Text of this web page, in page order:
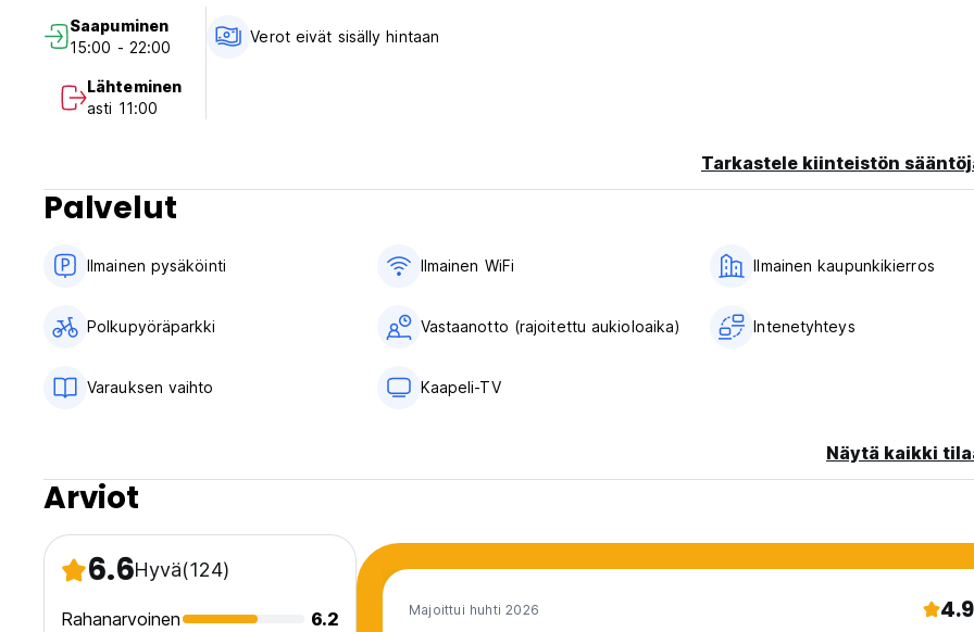
Maksu saapumisen yhteydessä käteisellä, luottokorteilla, pankkikorteilla.
Tämä majoituspaikka voi tehdä katteen kortiltasi ennen saapumista.
Verot eivät sisälly – käyttövero 2,00 EUR per henkilö per yö
Saapuminen
15:00 - 22:00
Lähteminen
asti 11:00
Verot eivät sisälly hintaan
Tarkastele kiinteistön
Palvelut
Ilmainen pysäköinti Ilmainen WiFi Ilmainen kaupunkikierros
Polkupyöräparkki Vastaanotto (rajoitettu aukioloaika) Intenetyhteys
Varauksen vaihto Kaapeli-TV
Näytä kaikki
Arviot
6.6Hyvä(124)
Rahanarvoinen
6.2
Majoittui huhti 2026 4.9